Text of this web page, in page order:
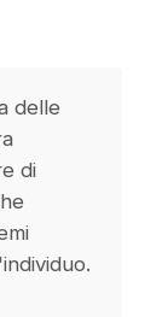
delle
di